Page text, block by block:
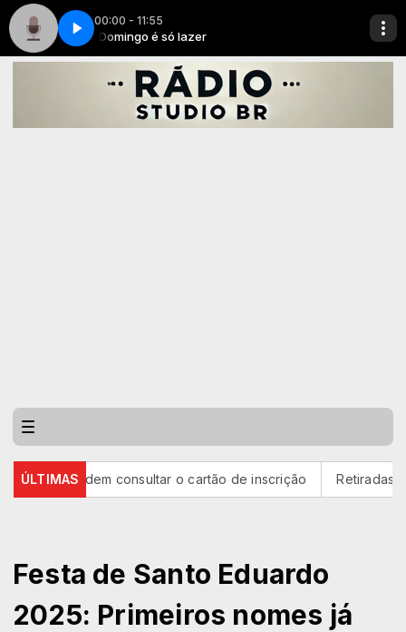
00:00 - 11:55
Domingo é só lazer
Dilsinho - Deixa pra Amanhã (DVD Open House Ao
ÚLTIMAS
podem consultar o cartão de inscrição Retiradas da
Festa de Santo Eduardo
2025: Primeiros nomes já